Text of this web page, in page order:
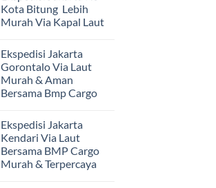
pada
Ekspedisi
Jakarta
dan
Terpercaya
|
Jasa
Cargo
Jakarta
Bersama
BMP
Cargo
Kota Bitung Lebih
Murah Via Kapal Laut
komentar
pada
Ekspedisi
Jakarta
Ke
Kota
Murah
Via
Kapal
Laut
Ekspedisi Jakarta
Gorontalo Via Laut
Murah & Aman
Bersama Bmp Cargo
komentar
pada
Ekspedisi
Jakarta
Gorontalo
Via
Ekspedisi Jakarta
Kendari Via Laut
Bersama BMP Cargo
Murah & Terpercaya